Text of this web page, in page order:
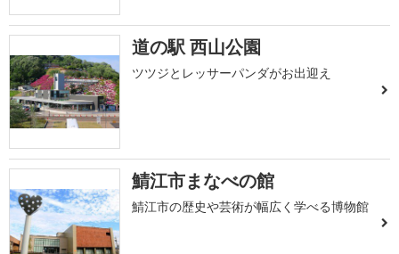
道の駅 西山公園
ツツジとレッサーパンダがお出迎え
鯖江市まなべの館
鯖江市の歴史や芸術が幅広く学べる博物館